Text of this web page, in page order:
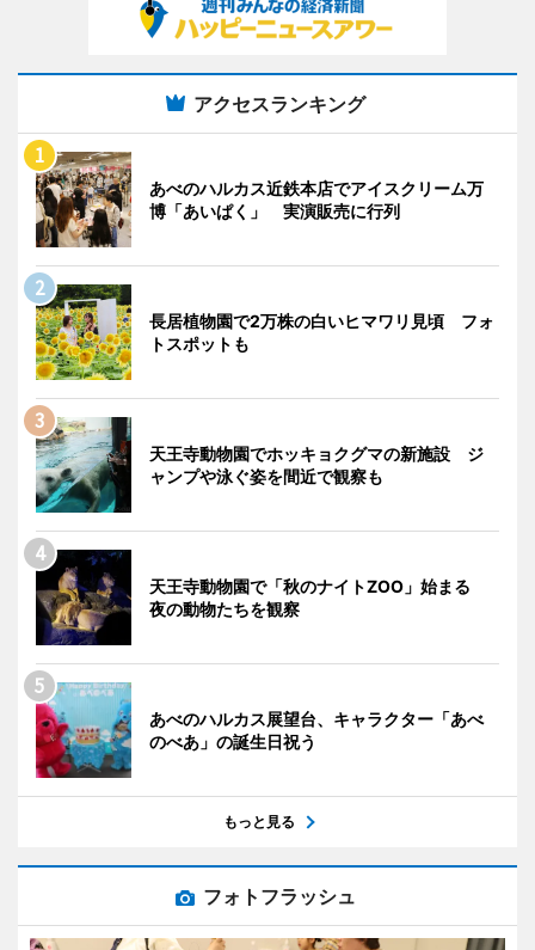
アクセスランキング
あべのハルカス近鉄本店でアイスクリーム万
博「あいぱく」 実演販売に行列
長居植物園で2万株の白いヒマワリ見頃 フォ
トスポットも
天王寺動物園でホッキョクグマの新施設 ジ
ャンプや泳ぐ姿を間近で観察も
天王寺動物園で「秋のナイトZOO」始まる
夜の動物たちを観察
あべのハルカス展望台、キャラクター「あべ
のべあ」の誕生日祝う
もっと見る
フォトフラッシュ